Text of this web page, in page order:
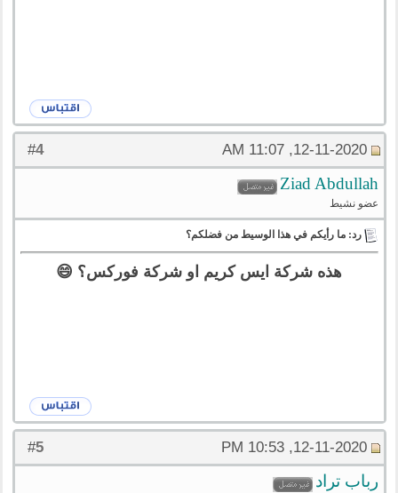
#
4 12-11-2020, 11:07 AM
Ziad Abdullah
عضو نشيط
رد: ما رأيكم في هذا الوسيط من فضلكم؟
هذه شركة ايس كريم او شركة فوركس؟ 😄
#
5 12-11-2020, 10:53 PM
رباب تراد